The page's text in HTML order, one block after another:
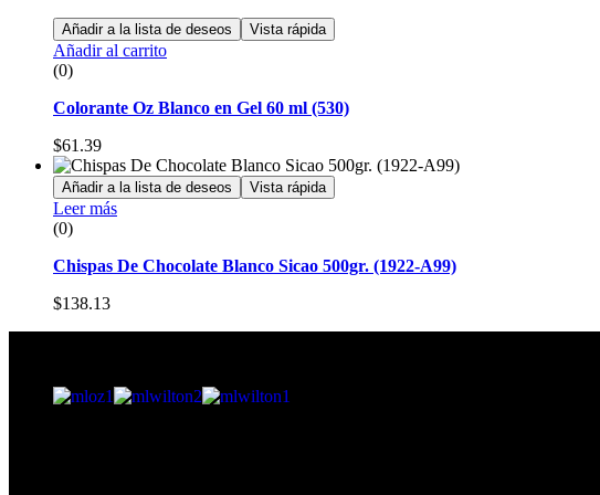
Añadir a la lista de deseos Vista rápida
Añadir al carrito
(0)
Colorante Oz Blanco en Gel 60 ml (530)
$61.39
Añadir a la lista de deseos Vista rápida
Leer más
(0)
Chispas De Chocolate Blanco Sicao 500gr. (1922-A99)
$138.13